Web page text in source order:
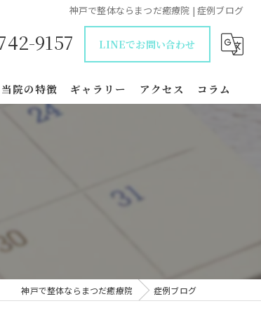
神戸で整体ならまつだ癒療院 | 症例ブログ
9157 LINEでお問い合わせ
当院の特徴
腰痛
ギャラリー アクセス コラム
神戸で整体ならまつだ癒療院 症例ブログ